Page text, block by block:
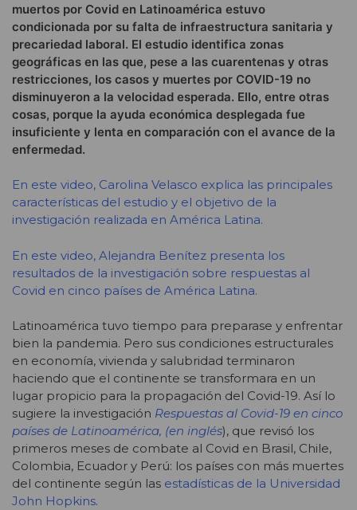
muertos por Covid en Latinoamérica estuvo
condicionada por su falta de infraestructura sanitaria y
precariedad laboral. El estudio identifica zonas
geográficas en las que, pese a las cuarentenas y otras
restricciones, los casos y muertes por COVID-19 no
disminuyeron a la velocidad esperada. Ello, entre otras
cosas, porque la ayuda económica desplegada fue
insuficiente y lenta en comparación con el avance de la
enfermedad.
En este video, Carolina Velasco explica las principales
características del estudio y el objetivo de la
investigación realizada en América Latina.
En este video, Alejandra Benítez presenta los
resultados de la investigación sobre respuestas al
Covid en cinco países de América Latina.
Latinoamérica tuvo tiempo para preparase y enfrentar
bien la pandemia. Pero sus condiciones estructurales
en economía, vivienda y salubridad terminaron
haciendo que el continente se transformara en un
lugar propicio para la propagación del Covid-19. Así lo
sugiere la investigación Respuestas al Covid-19 en cinco
países de Latinoamérica, (en inglés), que revisó los
primeros meses de combate al Covid en Brasil, Chile,
Colombia, Ecuador y Perú: los países con más muertes
del continente según las estadísticas de la Universidad
John Hopkins.